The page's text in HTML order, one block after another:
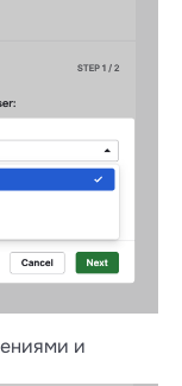
и